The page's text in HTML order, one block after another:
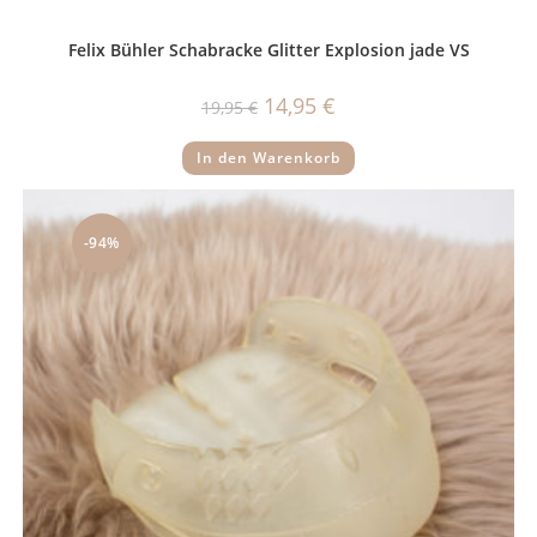
Felix Bühler Schabracke Glitter Explosion jade VS
19,95€ Ursprünglicher
Preis
19,95 €
14,95 €
14,95 €.
In den Warenkorb
-94%